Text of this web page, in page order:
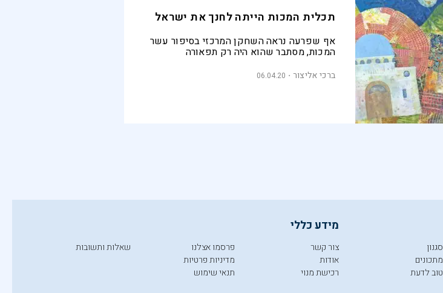
תכלית המכות הייתה לחנך את ישראל
אף שפרעה נראה השחקן המרכזי בסיפור עשר
המכות, מסתבר שהוא היה רק תפאורה
ברכי אליצור 06.04.20
סגנון
מתכונים
טוב לדעת
מידע כללי
צור קשר
אודות
רכישת מנוי
פרסמו אצלנו
מדיניות פרטיות
תנאי שימוש
שאלות ותשובות